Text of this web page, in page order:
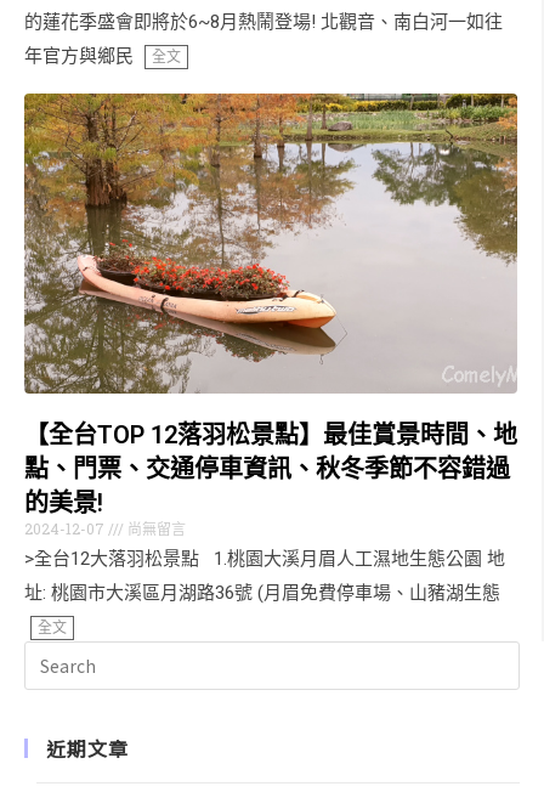
的蓮花季盛會即將於6~8月熱鬧登場! 北觀音、南白河一如往
年官方與鄉民
全文
【全台TOP 12落羽松景點】最佳賞景時間、地
點、門票、交通停車資訊、秋冬季節不容錯過
的美景!
2024-12-07 尚無留言
>全台12大落羽松景點 1.桃園大溪月眉人工濕地生態公園 地
址: 桃園市大溪區月湖路36號 (月眉免費停車場、山豬湖生態
全文
近期文章